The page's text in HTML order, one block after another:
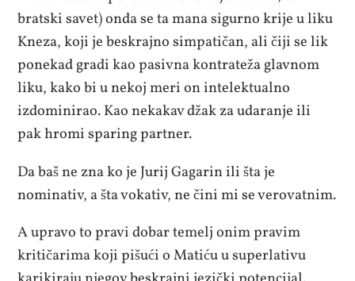
bratski savet) onda se ta mana sigurno krije u liku
Kneza, koji je beskrajno simpatičan, ali čiji se lik
ponekad gradi kao pasivna kontrateža glavnom
liku, kako bi u nekoj meri on intelektualno
izdominirao. Kao nekakav džak za udaranje ili
pak hromi sparing partner.
Da baš ne zna ko je Jurij Gagarin ili šta je
nominativ, a šta vokativ, ne čini mi se verovatnim.
A upravo to pravi dobar temelj onim pravim
kritičarima koji pišući o Matiću u superlativu